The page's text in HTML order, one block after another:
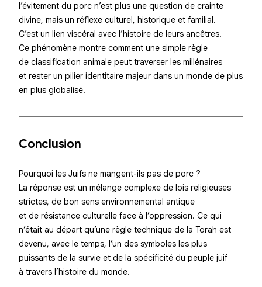
l’évitement du porc n’est plus une question de crainte
divine, mais un réflexe culturel, historique et familial.
C’est un lien viscéral avec l’histoire de leurs ancêtres.
Ce phénomène montre comment une simple règle
de classification animale peut traverser les millénaires
et rester un pilier identitaire majeur dans un monde de plus
en plus globalisé.
Conclusion
Pourquoi les Juifs ne mangent-ils pas de porc ?
La réponse est un mélange complexe de lois religieuses
strictes, de bon sens environnemental antique
et de résistance culturelle face à l’oppression. Ce qui
n’était au départ qu’une règle technique de la Torah est
devenu, avec le temps, l’un des symboles les plus
puissants de la survie et de la spécificité du peuple juif
à travers l’histoire du monde.